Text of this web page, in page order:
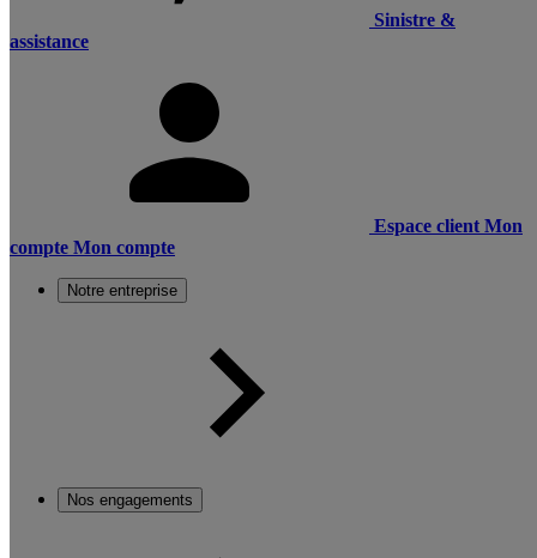
Sinistre &
assistance
Espace client Mon
compte Mon compte
Notre entreprise
Nos engagements